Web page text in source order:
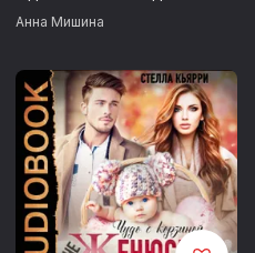
Анна Мишина